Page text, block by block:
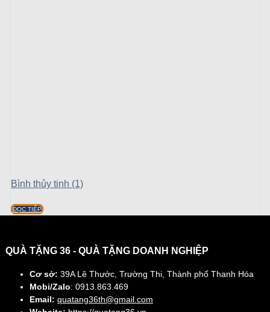
Bình thủy tinh (1)
ĐỌC TIẾP
QUÀ TẶNG 36 - QUÀ TẶNG DOANH NGHIỆP
Cơ sở: 39A Lê Thước, Trường Thi, Thành phố Thanh Hóa
Mobi/Zalo: 0913.863.469
Email: quatang36th@gmail.com